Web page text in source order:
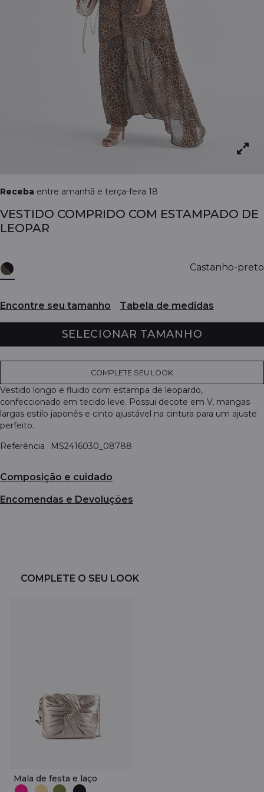
Receba entre amanhã e terça-feira 18
VESTIDO COMPRIDO COM ESTAMPADO DE
LEOPAR
Castanho-preto
Encontre seu tamanho Tabela de medidas
SELECIONAR TAMANHO
COMPLETE SEU LOOK
Vestido longo e fluido com estampa de leopardo,
confeccionado em tecido leve. Possui decote em V, mangas
largas estilo japonês e cinto ajustável na cintura para um ajuste
perfeito.
Referência
MS2416030_08788
Composição e cuidado
Encomendas e Devoluções
COMPLETE O SEU LOOK
Mala de festa e laço